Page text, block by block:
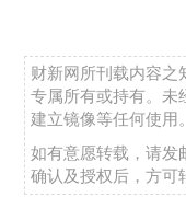
财新网所刊载内容之
专属所有或持有。未
建立镜像等任何使用。
如有意愿转载，请发
确认及授权后，方可